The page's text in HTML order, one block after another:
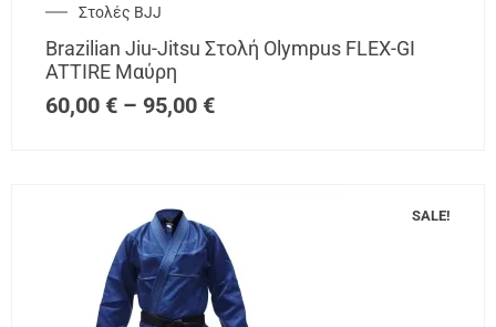
Στολές BJJ
Brazilian Jiu-Jitsu Στολή Olympus FLEX-GI
ATTIRE Μαύρη
60,00 € – 95,00 €
SALE!